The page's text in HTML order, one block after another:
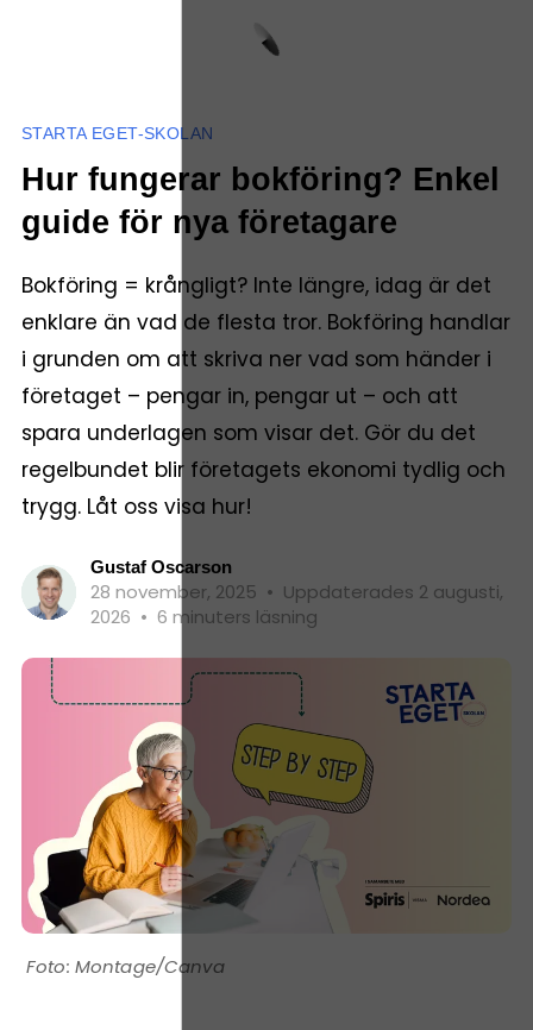
STARTA EGET-SKOLAN
Hur fungerar bokföring? Enkel
guide för nya företagare
Bokföring = krångligt? Inte längre, idag är det
enklare än vad de flesta tror. Bokföring handlar
i grunden om att skriva ner vad som händer i
företaget – pengar in, pengar ut – och att
spara underlagen som visar det. Gör du det
regelbundet blir företagets ekonomi tydlig och
trygg. Låt oss visa hur!
Gustaf Oscarson
28 november, 2025 • Uppdaterades 2 augusti,
2026 • 6 minuters läsning
Montage/Canva